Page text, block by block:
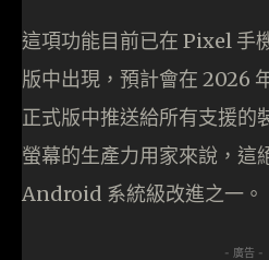
這項功能目前已在 Pixel 手
版中出現，預計會在 2026
正式版中推送給所有支援的
螢幕的生產力用家來說，這
Android 系統級改進之一。
- 廣告 -